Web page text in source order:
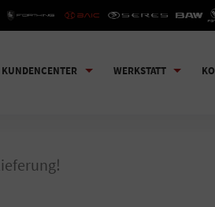
KUNDENCENTER WERKSTATT